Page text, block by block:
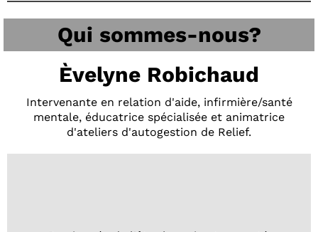
Qui sommes-nous?
Èvelyne Robichaud
Intervenante en relation d'aide, infirmière/santé
mentale, éducatrice spécialisée et animatrice
d'ateliers d'autogestion de Relief.